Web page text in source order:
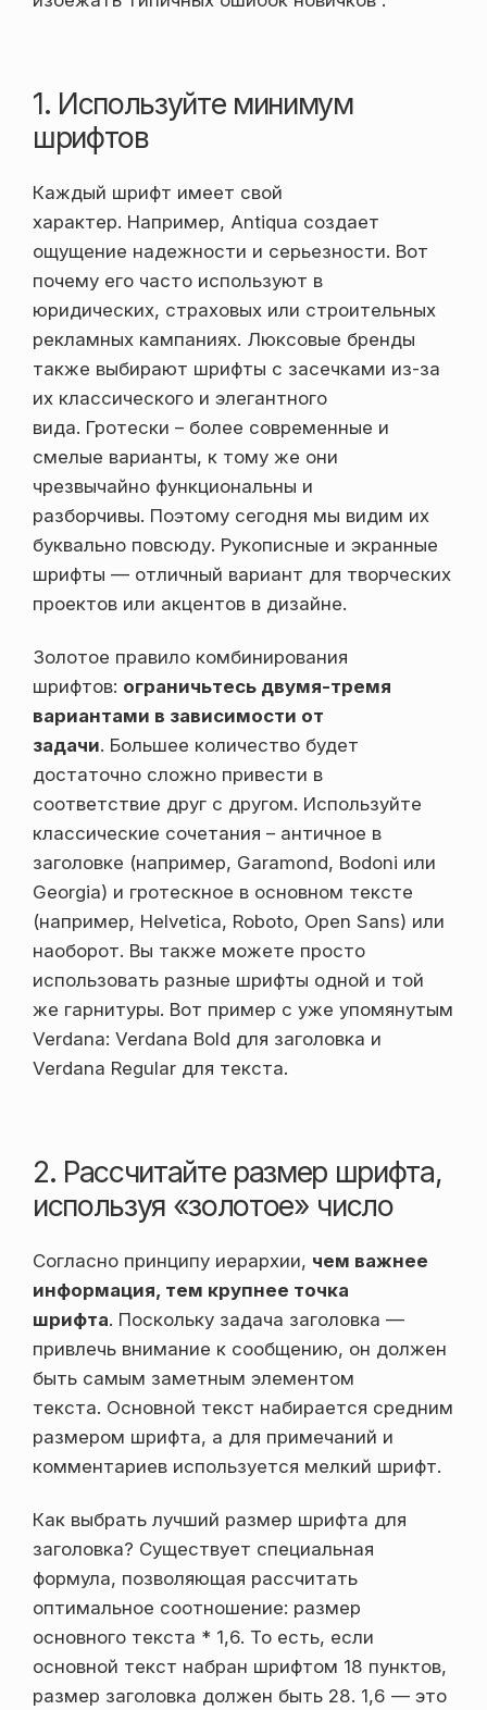
1. Используйте минимум
шрифтов
Каждый шрифт имеет свой
характер. Например, Antiqua создает
ощущение надежности и серьезности. Вот
почему его часто используют в
юридических, страховых или строительных
рекламных кампаниях. Люксовые бренды
также выбирают шрифты с засечками из-за
их классического и элегантного
вида. Гротески – более современные и
смелые варианты, к тому же они
чрезвычайно функциональны и
разборчивы. Поэтому сегодня мы видим их
буквально повсюду. Рукописные и экранные
шрифты — отличный вариант для творческих
проектов или акцентов в дизайне.
Золотое правило комбинирования
шрифтов: ограничьтесь двумя-тремя
вариантами в зависимости от
задачи. Большее количество будет
достаточно сложно привести в
соответствие друг с другом. Используйте
классические сочетания – античное в
заголовке (например, Garamond, Bodoni или
Georgia) и гротескное в основном тексте
(например, Helvetica, Roboto, Open Sans) или
наоборот. Вы также можете просто
использовать разные шрифты одной и той
же гарнитуры. Вот пример с уже упомянутым
Verdana: Verdana Bold для заголовка и
Verdana Regular для текста.
2. Рассчитайте размер шрифта,
используя «золотое» число
Согласно принципу иерархии, чем важнее
информация, тем крупнее точка
шрифта. Поскольку задача заголовка —
привлечь внимание к сообщению, он должен
быть самым заметным элементом
текста. Основной текст набирается средним
размером шрифта, а для примечаний и
комментариев используется мелкий шрифт.
Как выбрать лучший размер шрифта для
заголовка? Существует специальная
формула, позволяющая рассчитать
оптимальное соотношение: размер
основного текста * 1,6. То есть, если
основной текст набран шрифтом 18 пунктов,
размер заголовка должен быть 28. 1,6 — это